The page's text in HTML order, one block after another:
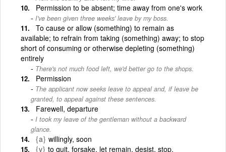
Permission to be absent; time away from one's work
I've been given three weeks' leave by my boss.
To cause or allow (something) to remain as
available; to refrain from taking (something) away; to stop
short of consuming or otherwise depleting (something)
entirely
There's not much food left, we'd better go to the shops.
Permission
The applicant now seeks leave to appeal and, if leave be
granted, to appeal against these sentences.
Farewell, departure
I took my leave of the gentleman without a backward
glance.
{a} willingly, soon
{v} to quit, forsake, let remain, desist, stop,